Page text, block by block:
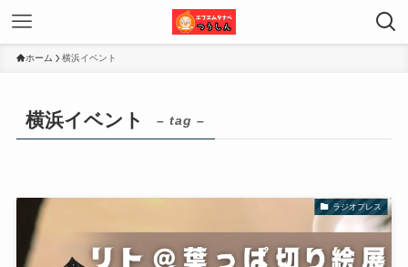
ホーム 横浜イベント
横浜イベント – tag –
ラジオプレス